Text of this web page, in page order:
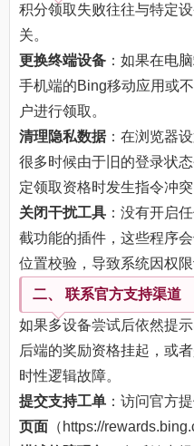
积分领取失败往往与特定
关。
更换终端设备 ：如果在电
手机端的Bing移动应用或
户进行领取。
清理隐私数据：在浏览器
很多时候由于旧的登录状
定领取资格时发生指令冲突
关闭干扰工具 ：没有开启
截功能的插件，这些程序
位置校验，导致系统因权
二、 联系官方支持渠道
如果多设备尝试后依然提
后端的奖励资格挂起，或
时性逻辑故障。
提交支持工单 ：访问官方
页面 （https://